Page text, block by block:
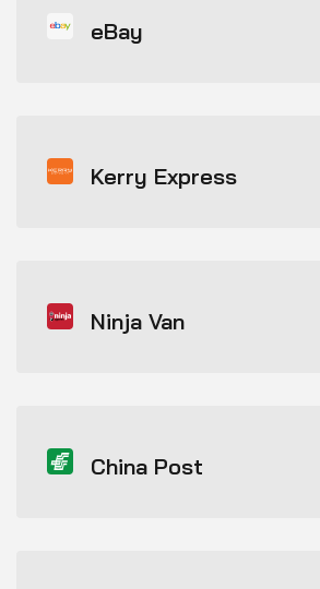
eBay
Kerry Express
Ninja Van
China Post